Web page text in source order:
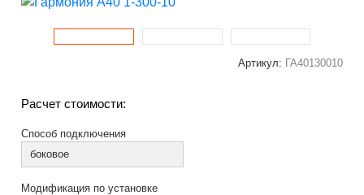
Артикул: ГА40130010
Расчет стоимости:
Способ подключения
боковое
Модификация по установке